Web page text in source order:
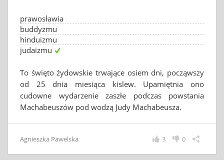
prawosławia
buddyzmu
hinduizmu
judaizmu
To święto żydowskie trwające osiem dni, począwszy
od 25 dnia miesiąca kislew. Upamiętnia ono
cudowne wydarzenie zaszłe podczas powstania
Machabeuszów pod wodzą Judy Machabeusza.
Agnieszka Pawelska 0
3